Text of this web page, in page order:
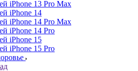
iPhone 13 Pro Max
iPhone 14
iPhone 14 Pro Max
iPhone 14 Pro
iPhone 15
iPhone 15 Pro